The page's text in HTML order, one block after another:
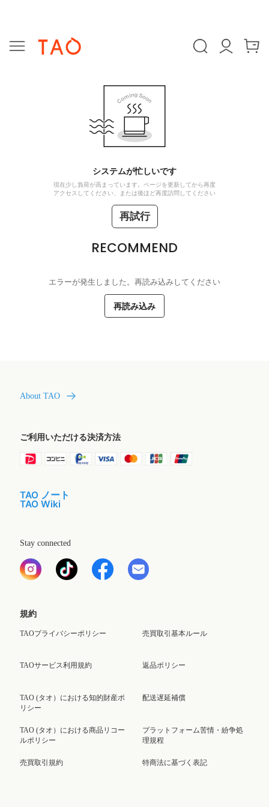
システムが忙しいです
現在少し負荷が高まっています。ページを更新してから再度
アクセスしてください、または後ほど再度訪問してください
再試行
RECOMMEND
エラーが発生しました。再読み込みしてください
再読み込み
About TAO
ご利用いただける決済方法
TAO ノート
TAO Wiki
Stay connected
規約
TAOプライバシーポリシー
TAOサービス利用規約
TAO (タオ）における知的財産ポ
リシー
TAO (タオ）における商品リコー
ルポリシー
売買取引規約
売買取引基本ルール
返品ポリシー
配送遅延補償
プラットフォーム苦情・紛争処
理規程
特商法に基づく表記